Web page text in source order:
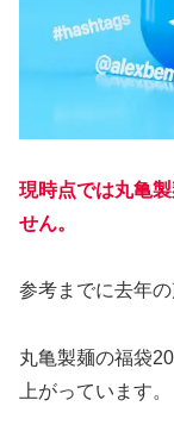
現時点では丸亀
せん。
参考までに去年の
丸亀製麺の福袋
上がっています。